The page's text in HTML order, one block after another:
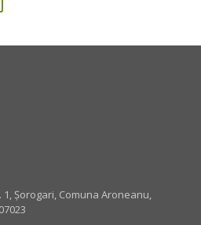
1, Șorogari, Comuna Aroneanu,